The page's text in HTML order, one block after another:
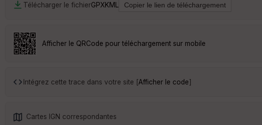
Télécharger le fichierGPXKML
Afficher le QRCode pour téléchargement sur mobile
Intégrez cette trace dans votre site [Afficher le code]
Cartes IGN correspondantes